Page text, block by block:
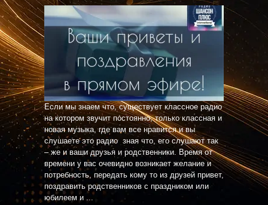
Если мы знаем что, существует классное радио
на котором звучит постоянно, только классная и
новая музыка, где вам все нравится и вы
слушаете это радио зная что, его слушают так
– же и ваши друзья и родственники. Время от
времени у вас очевидно возникает желание и
потребность, передать кому то из друзей привет,
поздравить родственников с праздником или
юбилеем и ...